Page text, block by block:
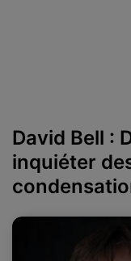
David Bell :
inquiéter